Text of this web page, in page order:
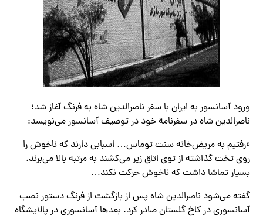
ورود آسانسور به ایران با سفر ناصرالدین شاه به فرنگ آغاز شد؛
ناصرالدین شاه در سفرنامة خود در توصیف آسانسور می‌نویسد:
«رفتیم به مریض‌خانه سنت توماس… اسبابی دارند که ناخوش را
روی تخت گذاشته از توی اتاق زیر می‌کشند به مرتبه بالا می‌برند.
بسیار تماشا داشت که ناخوش حرکت نکند…
گفته می‌شود ناصرالدین شاه پس از بازگشت از فرنگ دستور نصب
آسانسوری در کاخ گلستان صادر کرد. بعدها آسانسوری در پالایشگاه